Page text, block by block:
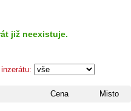
již neexistuje.
Cena Misto